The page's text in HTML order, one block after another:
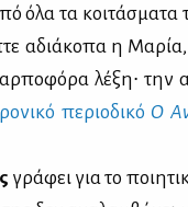
όλα τα κοι­τά­σμα­τα
αδιά­κο­πα η
λέ­ξη∙ την
πε­ριο­δι­κό Ο
γρά­φει για το